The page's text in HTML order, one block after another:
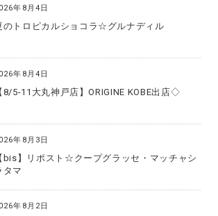
のトロピカルショコラ☆グルナディル
年8月4日
8/5-11大丸神戸店】ORIGINE KOBE出店◇
年8月4日
bis】リポスト☆クープグラッセ・マッチャシ
タマ
年8月3日
年8月2日